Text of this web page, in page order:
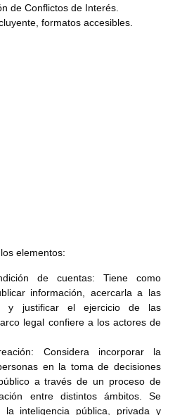
de Conflictos de Interés.
formatos accesibles.
elementos:
de cuentas: Tiene como
información, acercarla a las
y justificar el ejercicio de las
legal confiere a los actores de
Considera incorporar la
en la toma de decisiones
a través de un proceso de
entre distintos ámbitos. Se
la inteligencia pública, privada y